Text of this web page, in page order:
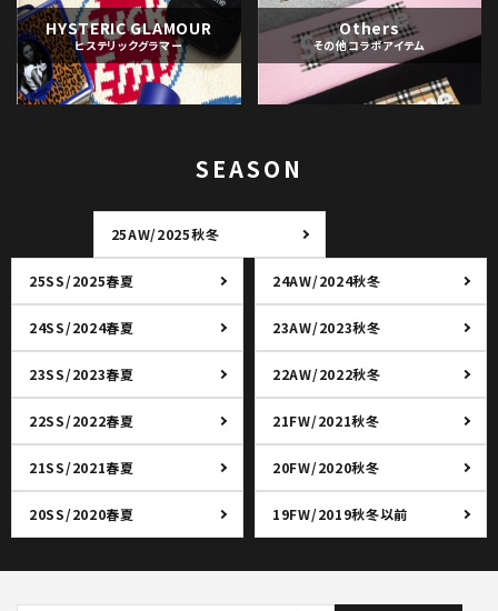
HYSTERIC GLAMOUR
ヒステリックグラマー
Others
その他コラボアイテム
SEASON
25AW/2025秋冬
25SS/2025春夏 24AW/2024秋冬
24SS/2024春夏 23AW/2023秋冬
23SS/2023春夏 22AW/2022秋冬
22SS/2022春夏 21FW/2021秋冬
21SS/2021春夏 20FW/2020秋冬
20SS/2020春夏 19FW/2019秋冬以前